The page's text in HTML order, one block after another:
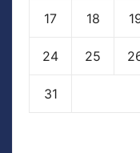
17 18
24 25
31